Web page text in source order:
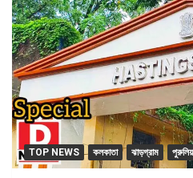
TOP NEWS কলকাতা ঝাড়গ্রাম